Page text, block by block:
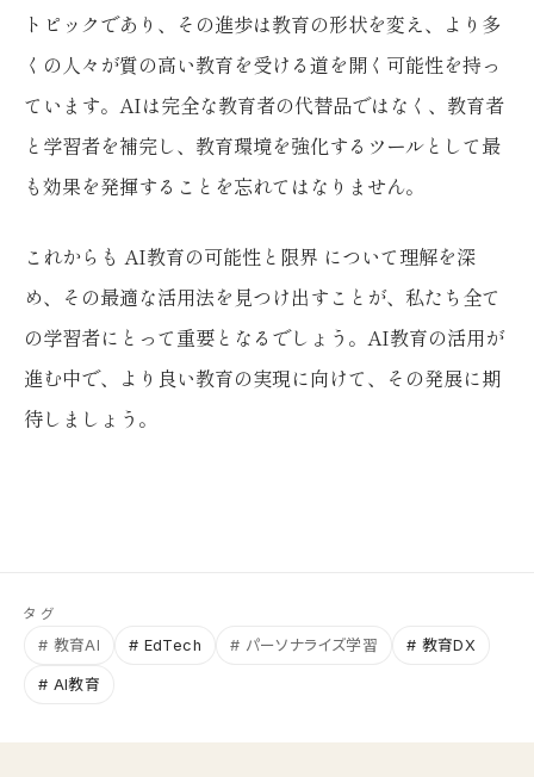
トピックであり、その進歩は教育の形状を変え、より多
くの人々が質の高い教育を受ける道を開く可能性を持っ
ています。AIは完全な教育者の代替品ではなく、教育者
と学習者を補完し、教育環境を強化するツールとして最
も効果を発揮することを忘れてはなりません。
これからも AI教育の可能性と限界 について理解を深
め、その最適な活用法を見つけ出すことが、私たち全て
の学習者にとって重要となるでしょう。AI教育の活用が
進む中で、より良い教育の実現に向けて、その発展に期
待しましょう。
タグ
# 教育AI # EdTech # パーソナライズ学習 # 教育DX
# AI教育